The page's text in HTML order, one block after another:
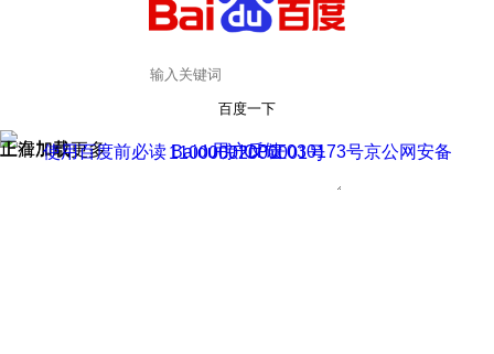
百度一下
正在加载
上滑加载更多 用户反馈
使用百度前必读 Baidu 京ICP证030173号
京公网安备11000002000001号